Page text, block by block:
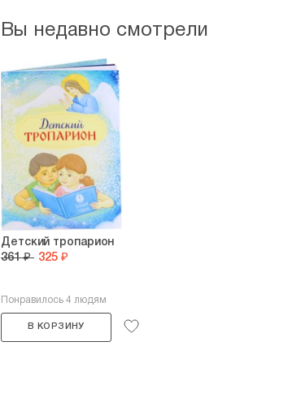
Вы недавно смотрели
Детский тропарион
361 ₽ 325 ₽
Понравилось 4 людям
В КОРЗИНУ